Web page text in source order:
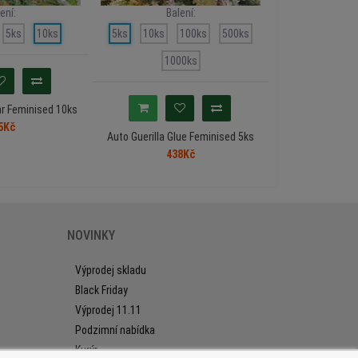
5ks
10ks
Feminised 10ks
Balení:
5ks
10ks 100ks 500ks
1000ks
Auto Guerilla Glue Feminised 5ks
438Kč
NOVINKY
Výprodej skladu
Black Friday
Výprodej 11.11
Podzimní nabídka
Kurýr